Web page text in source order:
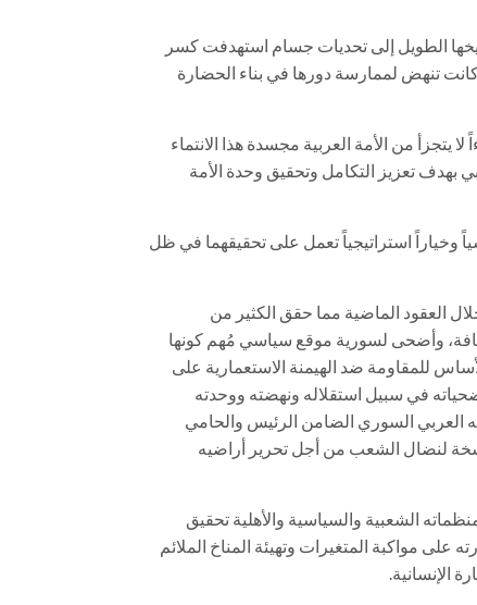
الطويل إلى تحديات جسام استهدفت كسر
كانت تنهض لممارسة دورها في بناء الحضارة
يتجزأ من الأمة العربية مجسدة هذا الانتماء
تعزيز التكامل وتحقيق وحدة الأمة
وخياراً استراتيجياً تعمل على تحقيقهما في ظل
العقود الماضية مما حقق الكثير من
كافة، وأضحى لسورية موقع سياسي مُهم كونها
للمقاومة ضد الهيمنة الاستعمارية على
في سبيل استقلاله ونهضته ووحدته
العربي السوري الضامن الرئيس والحامي
لنضال الشعب من أجل تحرير أراضيه
الشعبية والسياسية والأهلية تحقيق
على مواكبة المتغيرات وتهيئة المناخ الملائم
الإنسانية.